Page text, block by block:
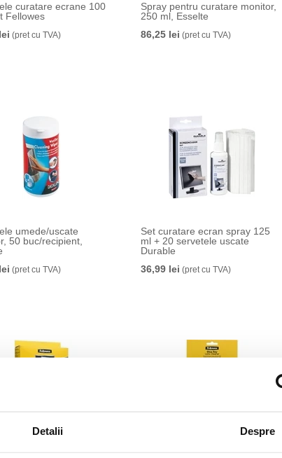
Detalii Despre
curatare ecrane 100
Fellowes
(pret cu TVA)
Spray pentru curatare monitor,
250 ml, Esselte
86,25 lei (pret cu TVA)
umede/uscate
50 buc/recipient,
(pret cu TVA)
Set curatare ecran spray 125
ml + 20 servetele uscate
Durable
36,99 lei (pret cu TVA)